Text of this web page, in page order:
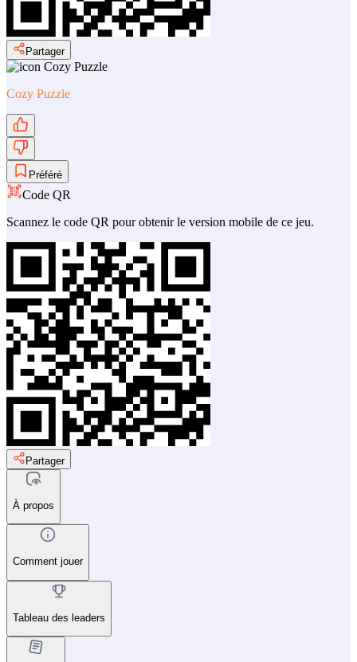
Partager
Cozy Puzzle
Préféré
Code QR
Scannez le code QR pour obtenir le version mobile de ce jeu.
Partager
À propos
Comment jouer
Tableau des leaders